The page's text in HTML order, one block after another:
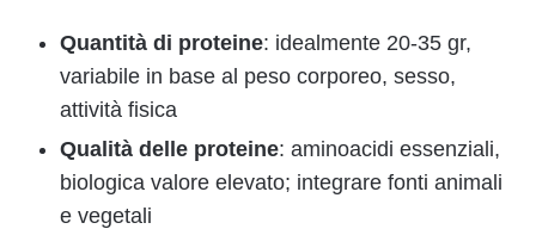
Quantità di proteine: idealmente 20-35 gr,
variabile in base al peso corporeo, sesso,
attività fisica
Qualità delle proteine: aminoacidi essenziali,
biologica valore elevato; integrare fonti animali
e vegetali